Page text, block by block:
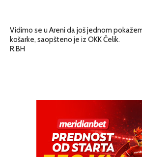
Vidimo se u Areni da još jednom
košarke, saopšteno je iz OKK Čelik.
R.BH